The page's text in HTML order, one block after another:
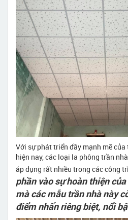
Với sự phát triển đầy mạnh mẽ
hiện nay, các loại la phông trần
áp dụng rất nhiều trong các công
phần vào sự hoàn thiện
mà các mẫu trần nhà này
điểm nhấn riêng biệt, nổi